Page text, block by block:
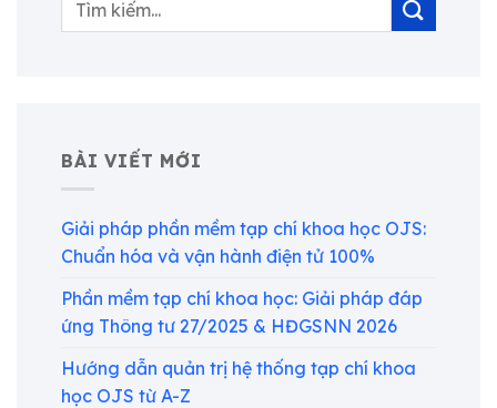
BÀI VIẾT MỚI
Giải pháp phần mềm tạp chí khoa học OJS:
Chuẩn hóa và vận hành điện tử 100%
Phần mềm tạp chí khoa học: Giải pháp đáp
ứng Thông tư 27/2025 & HĐGSNN 2026
Hướng dẫn quản trị hệ thống tạp chí khoa
học OJS từ A-Z